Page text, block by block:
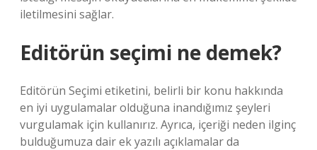
iletilmesini sağlar.
Editörün seçimi ne demek?
Editörün Seçimi etiketini, belirli bir konu hakkında
en iyi uygulamalar olduğuna inandığımız şeyleri
vurgulamak için kullanırız. Ayrıca, içeriği neden ilginç
bulduğumuza dair ek yazılı açıklamalar da